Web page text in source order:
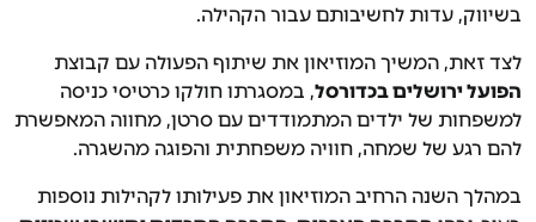
בשיווק, עדות לחשיבותם עבור הקהילה.
לצד זאת, המשיך המוזיאון את שיתוף הפעולה עם קבוצת
הפועל ירושלים בכדורסל, במסגרתו חולקו כרטיסי כניסה
למשפחות של ילדים המתמודדים עם סרטן, מחווה המאפשרת
להם רגע של שמחה, חוויה משפחתית והפוגה מהשגרה.
במהלך השנה הרחיב המוזיאון את פעילותו לקהילות נוספות